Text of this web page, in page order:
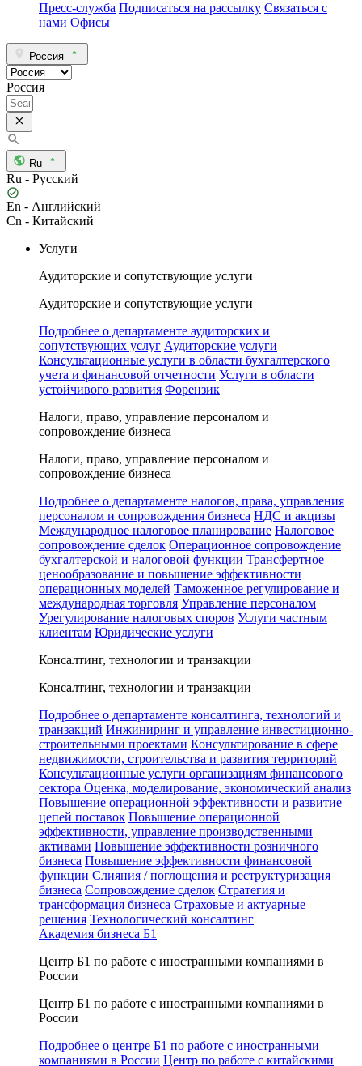
Пресс-служба Подписаться на рассылку Связаться с
нами Офисы
Россия
Россия
Ru
Ru - Русский
En - Английский
Cn - Китайский
Услуги
Аудиторские и сопутствующие услуги
Аудиторские и сопутствующие услуги
Подробнее о департаменте аудиторских и
сопутствующих услуг Аудиторские услуги
Консультационные услуги в области бухгалтерского
учета и финансовой отчетности Услуги в области
устойчивого развития Форензик
Налоги, право, управление персоналом и
сопровождение бизнеса
Налоги, право, управление персоналом и
сопровождение бизнеса
Подробнее о департаменте налогов, права, управления
персоналом и сопровождения бизнеса НДС и акцизы
Международное налоговое планирование Налоговое
сопровождение сделок Операционное сопровождение
бухгалтерской и налоговой функции Трансфертное
ценообразование и повышение эффективности
операционных моделей Таможенное регулирование и
международная торговля Управление персоналом
Урегулирование налоговых споров Услуги частным
клиентам Юридические услуги
Консалтинг, технологии и транзакции
Консалтинг, технологии и транзакции
Подробнее о департаменте консалтинга, технологий и
транзакций Инжиниринг и управление инвестиционно-
строительными проектами Консультирование в сфере
недвижимости, строительства и развития территорий
Консультационные услуги организациям финансового
сектора Оценка, моделирование, экономический анализ
Повышение операционной эффективности и развитие
цепей поставок Повышение операционной
эффективности, управление производственными
активами Повышение эффективности розничного
бизнеса Повышение эффективности финансовой
функции Слияния / поглощения и реструктуризация
бизнеса Сопровождение сделок Стратегия и
трансформация бизнеса Страховые и актуарные
решения Технологический консалтинг
Академия бизнеса Б1
Центр Б1 по работе с иностранными компаниями в
России
Центр Б1 по работе с иностранными компаниями в
России
Подробнее о центре Б1 по работе с иностранными
компаниями в России Центр по работе с китайскими